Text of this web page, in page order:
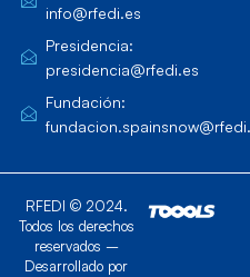
info@rfedi.es
Presidencia:
presidencia@rfedi.es
Fundación:
RFEDI © 2024.
Todos los derechos
reservados –
Desarrollado por